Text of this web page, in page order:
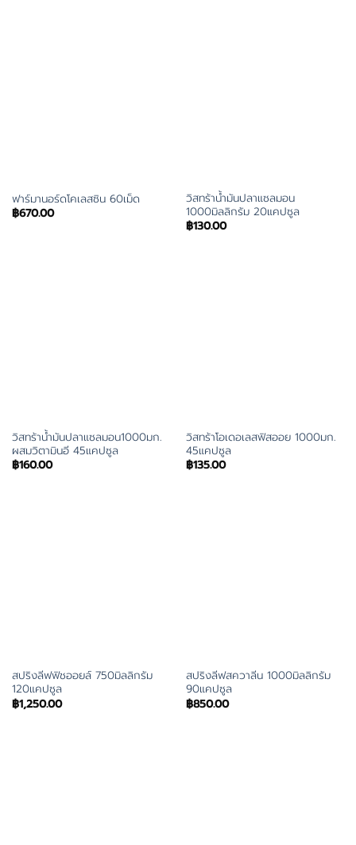
ฟาร์มานอร์ดโคเลสซิน 60เม็ด
฿670.00
วิสทร้าน้ำมันปลาแซลมอน
1000มิลลิกรัม 20แคปซูล
฿130.00
วิสทร้าน้ำมันปลาแซลมอน1000มก.
ผสมวิตามินอี 45แคปซูล
฿160.00
วิสทร้าโอเดอเลสฟิสออย 1000มก.
45แคปซูล
฿135.00
สปริงลีฟฟิชออยล์ 750มิลลิกรัม
120แคปซูล
฿1,250.00
สปริงลีฟสควาลีน 1000มิลลิกรัม
90แคปซูล
฿850.00